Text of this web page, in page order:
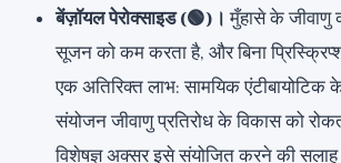
बेंज़ॉयल पेरोक्साइड (🟢)। मुँहासे के जीवाणु
सूजन को कम करता है, और बिना
एक अतिरिक्त लाभ: सामयिक एंटीबायोटिक
संयोजन जीवाणु प्रतिरोध के विकास को
विशेषज्ञ अक्सर इसे संयोजित करने की